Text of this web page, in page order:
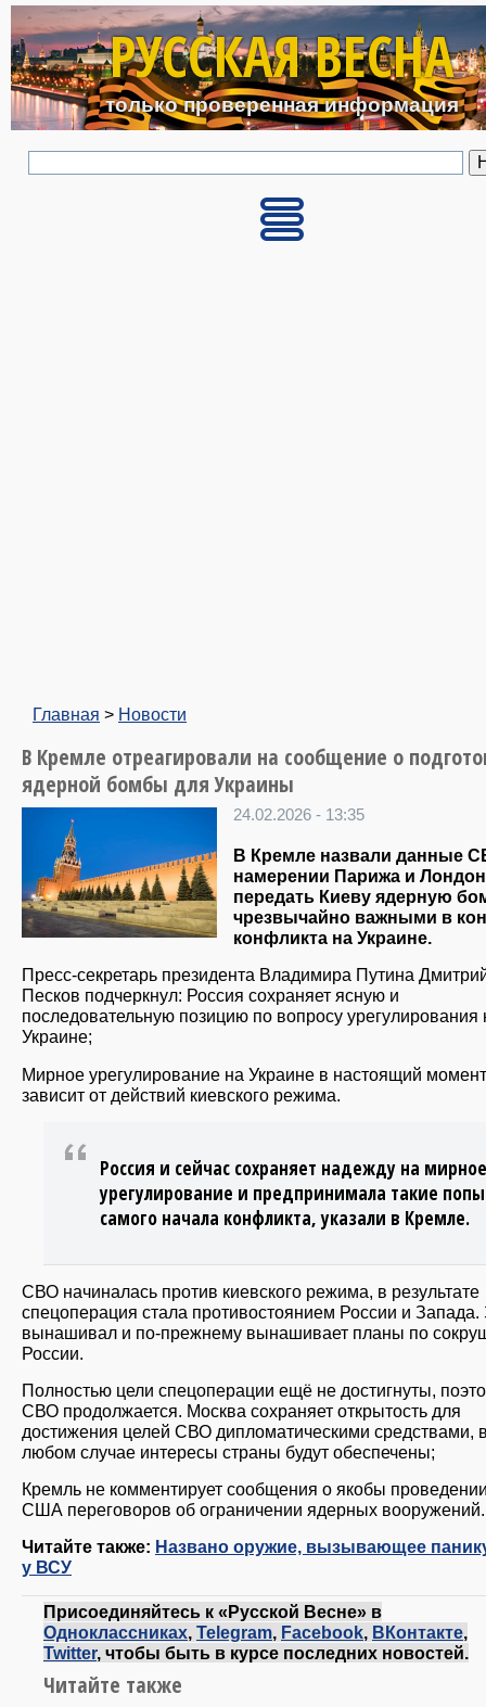
Перейти к основному
РУССКАЯ ВЕСНА
только проверенная информация
Главная > Новости
В Кремле отреагировали на сообщение о
ядерной бомбы для Украины
24.02.2026 - 13:35
В Кремле назвали данные
намерении Парижа и
передать Киеву ядерную
чрезвычайно важными в
конфликта на Украине.
Пресс-секретарь президента Владимира Путина
Песков подчеркнул: Россия сохраняет ясную и
последовательную позицию по вопросу урегулирования
Украине;
Мирное урегулирование на Украине в настоящий момент
зависит от действий киевского режима.
Россия и сейчас сохраняет надежду на мирное
урегулирование и предпринимала такие
самого начала конфликта, указали в Кремле.
СВО начиналась против киевского режима, в результате
спецоперация стала противостоянием России и Запада.
вынашивал и по-прежнему вынашивает планы по
России.
Полностью цели спецоперации ещё не достигнуты,
СВО продолжается. Москва сохраняет открытость для
достижения целей СВО дипломатическими средствами,
любом случае интересы страны будут обеспечены;
Кремль не комментирует сообщения о якобы
США переговоров об ограничении ядерных вооружений.
Читайте также: Названо оружие, вызывающее
у ВСУ
Присоединяйтесь к «Русской Весне» в
Одноклассниках Telegram Facebook ВКонтакте
Twitter, чтобы быть в курсе последних новостей.
Читайте также